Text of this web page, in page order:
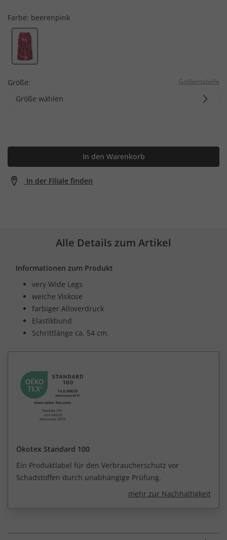
Farbe: beerenpink
Größe: Größentabelle
Größe wählen
In den Warenkorb
In der Filiale finden
Alle Details zum Artikel
Informationen zum Produkt
very Wide Legs
weiche Viskose
farbiger Alloverdruck
Elastikbund
Schrittlänge ca. 54 cm.
Ökotex Standard 100
Ein Produktlabel für den Verbraucherschutz vor
Schadstoffen durch unabhängige Prüfung.
mehr zur Nachhaltigkeit